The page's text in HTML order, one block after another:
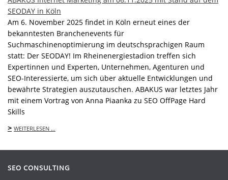
SEODAY in Köln
Am 6. November 2025 findet in Köln erneut eines der
bekanntesten Branchenevents für
Suchmaschinenoptimierung im deutschsprachigen Raum
statt: Der SEODAY! Im Rheinenergiestadion treffen sich
Expertinnen und Experten, Unternehmen, Agenturen und
SEO-Interessierte, um sich über aktuelle Entwicklungen und
bewährte Strategien auszutauschen. ABAKUS war letztes Jahr
mit einem Vortrag von Anna Piaanka zu SEO OffPage Hard
Skills
> WEITERLESEN …
SEO CONSULTING